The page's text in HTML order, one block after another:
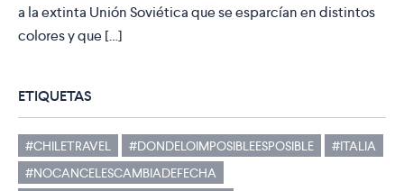
a la extinta Unión Soviética que se esparcían en distintos
colores y que […]
ETIQUETAS
#CHILETRAVEL #DONDELOIMPOSIBLEESPOSIBLE
#ITALIA
#NOCANCELESCAMBIADEFECHA